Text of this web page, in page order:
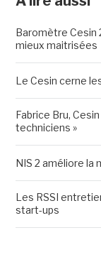
Baromètre Cesin
mieux maitrisées
Le Cesin cerne
Fabrice Bru,
techniciens »
NIS 2 améliore
Les RSSI
start-ups